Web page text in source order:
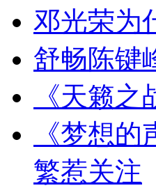
邓光荣为
舒畅陈键
《天籁
《梦想
繁惹关注